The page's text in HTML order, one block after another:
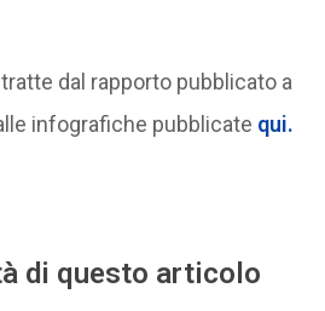
dal rapporto pubblicato a
infografiche pubblicate qui.
di questo articolo